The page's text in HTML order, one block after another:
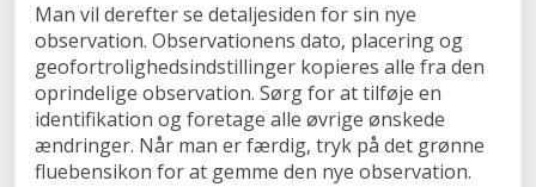
Man vil derefter se detaljesiden for sin nye
observation. Observationens dato, placering og
geofortrolighedsindstillinger kopieres alle fra den
oprindelige observation. Sørg for at tilføje en
identifikation og foretage alle øvrige ønskede
ændringer. Når man er færdig, tryk på det grønne
fluebensikon for at gemme den nye observation.